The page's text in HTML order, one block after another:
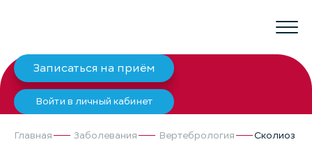
Записаться на приём
Войти в личный кабинет
Главная Заболевания Вертебрология Сколиоз